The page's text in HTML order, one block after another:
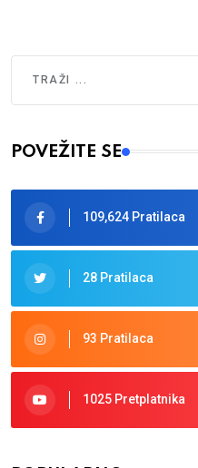
Type 2 or more characters
POVEŽITE SE
109,624 Pratilaca
28 Pratilaca
93 Pratilaca
1025 Pretplatnika